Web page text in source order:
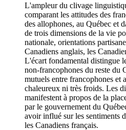
L'ampleur du clivage
comparant les attitudes des
des allophones, au Québec et
de trois dimensions de la vie
nationale, orientations
Canadiens anglais, les
L'écart fondamental distingue
non-francophones du reste du
mutuels entre francophones et
chaleureux ni très froids. Les
manifestent à propos de la
par le gouvernement du
avoir influé sur les sentiments
les Canadiens français.